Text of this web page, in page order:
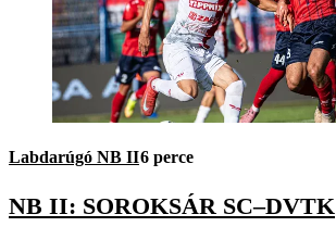
Labdarúgó NB II6 perce
NB II: SOROKSÁR SC–DVTK